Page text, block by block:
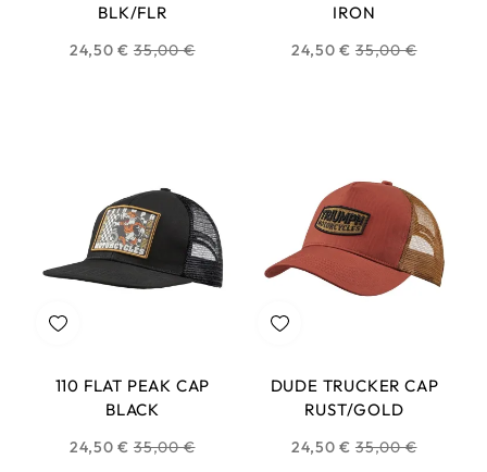
BLK/FLR
24,50 € Prix
35,00 €
IRON
24,50 € Prix
35,00 €
110 FLAT PEAK CAP
BLACK
24,50 € Prix
35,00 €
DUDE TRUCKER CAP
RUST/GOLD
24,50 € Prix
35,00 €